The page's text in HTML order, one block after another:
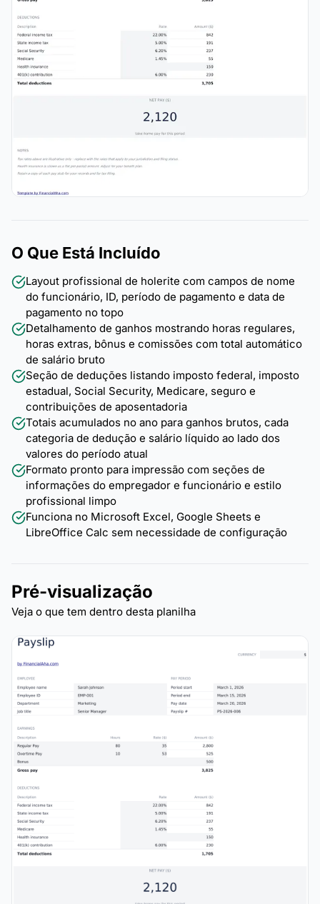
O Que Está Incluído
Layout profissional de holerite com campos de nome
do funcionário, ID, período de pagamento e data de
pagamento no topo
Detalhamento de ganhos mostrando horas regulares,
horas extras, bônus e comissões com total automático
de salário bruto
Seção de deduções listando imposto federal, imposto
estadual, Social Security, Medicare, seguro e
contribuições de aposentadoria
Totais acumulados no ano para ganhos brutos, cada
categoria de dedução e salário líquido ao lado dos
valores do período atual
Formato pronto para impressão com seções de
informações do empregador e funcionário e estilo
profissional limpo
Funciona no Microsoft Excel, Google Sheets e
LibreOffice Calc sem necessidade de configuração
Pré-visualização
Veja o que tem dentro desta planilha